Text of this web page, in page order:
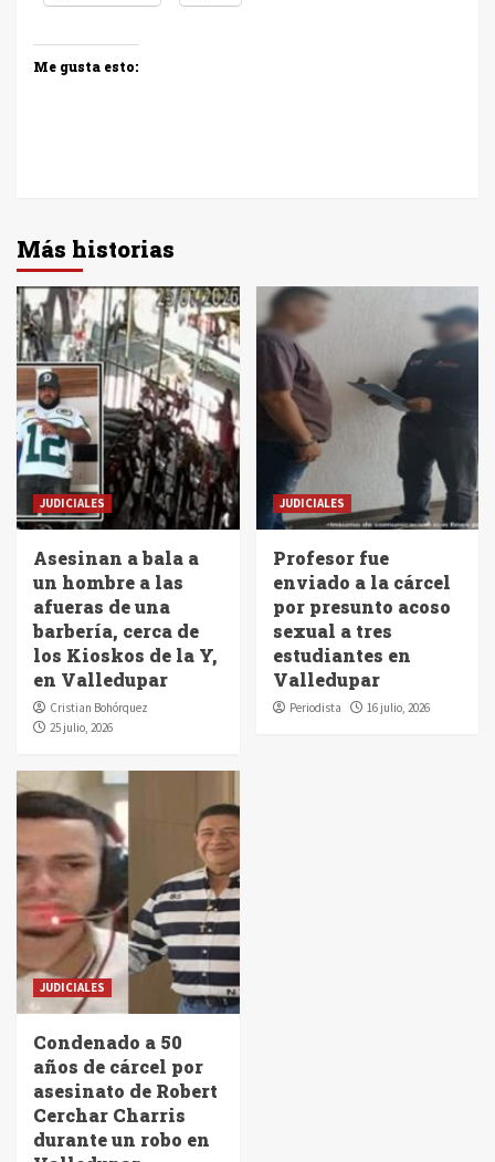
Me gusta esto:
Más historias
JUDICIALES
Asesinan a bala a
un hombre a las
afueras de una
barbería, cerca de
los Kioskos de la Y,
en Valledupar
Cristian Bohórquez
25 julio, 2026
JUDICIALES
Profesor fue
enviado a la cárcel
por presunto acoso
sexual a tres
estudiantes en
Valledupar
Periodista 16 julio, 2026
JUDICIALES
Condenado a 50
años de cárcel por
asesinato de Robert
Cerchar Charris
durante un robo en